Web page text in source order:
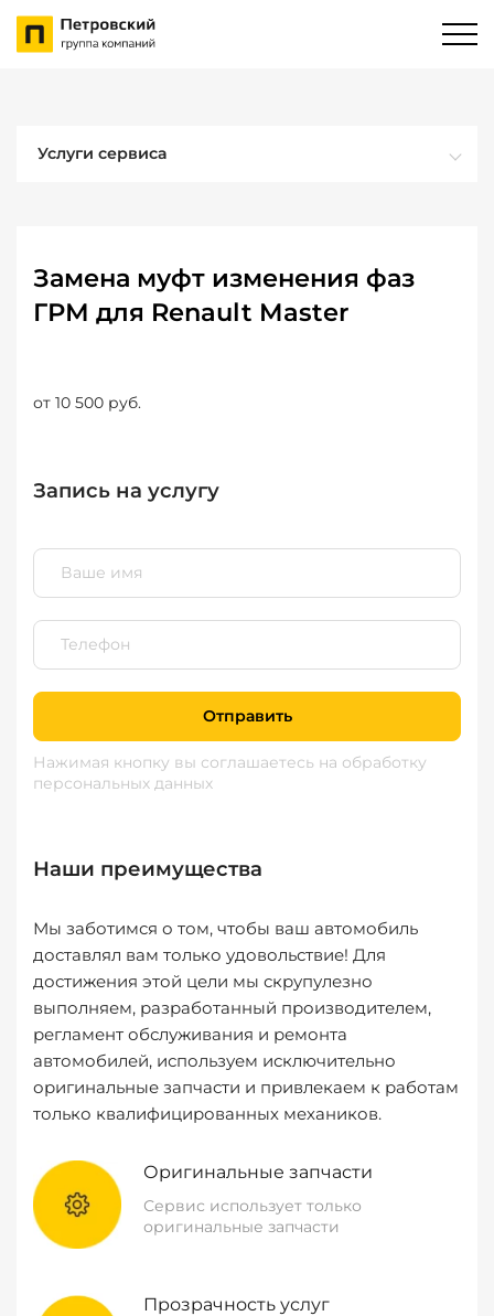
Услуги сервиса
Замена муфт изменения фаз
ГРМ для Renault Master
от 10 500 руб.
Запись на услугу
Отправить
Нажимая кнопку вы соглашаетесь на обработку
персональных данных
Наши преимущества
Мы заботимся о том, чтобы ваш автомобиль
доставлял вам только удовольствие! Для
достижения этой цели мы скрупулезно
выполняем, разработанный производителем,
регламент обслуживания и ремонта
автомобилей, используем исключительно
оригинальные запчасти и привлекаем к работам
только квалифицированных механиков.
Оригинальные запчасти
Сервис использует только
оригинальные запчасти
Прозрачность услуг